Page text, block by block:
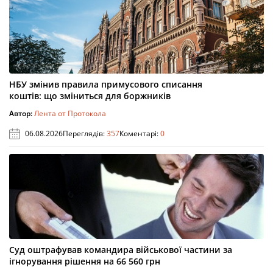
НБУ змінив правила примусового списання
коштів: що зміниться для боржників
Автор:Лента от Протокола
06.08.2026Переглядів:357Коментарі:0
Суд оштрафував командира військової частини за
ігнорування рішення на 66 560 грн